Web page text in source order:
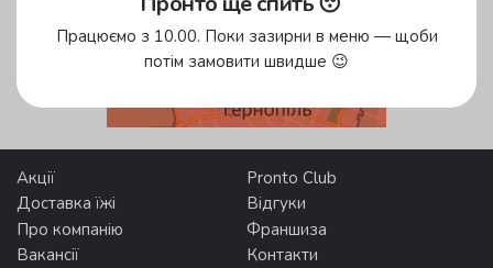
Акції
Pronto Club
Доставка їжі
Відгуки
Про компанію
Франшиза
Вакансії
Контакти
Працюємо з 10.00. Поки зазирни в меню — щоби
потім замовити швидше 😉